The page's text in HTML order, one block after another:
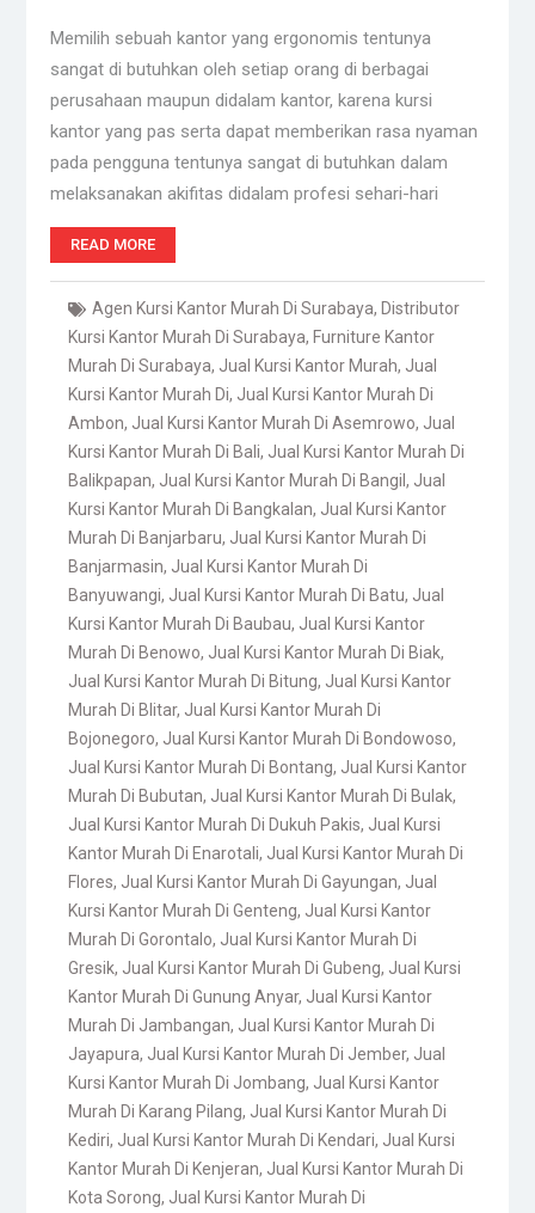
Memilih sebuah kantor yang ergonomis tentunya
sangat di butuhkan oleh setiap orang di berbagai
perusahaan maupun didalam kantor, karena kursi
kantor yang pas serta dapat memberikan rasa nyaman
pada pengguna tentunya sangat di butuhkan dalam
melaksanakan akifitas didalam profesi sehari-hari
READ MORE
Agen Kursi Kantor Murah Di Surabaya, Distributor
Kursi Kantor Murah Di Surabaya, Furniture Kantor
Murah Di Surabaya, Jual Kursi Kantor Murah, Jual
Kursi Kantor Murah Di, Jual Kursi Kantor Murah Di
Ambon, Jual Kursi Kantor Murah Di Asemrowo, Jual
Kursi Kantor Murah Di Bali, Jual Kursi Kantor Murah Di
Balikpapan, Jual Kursi Kantor Murah Di Bangil , Jual
Kursi Kantor Murah Di Bangkalan, Jual Kursi Kantor
Murah Di Banjarbaru, Jual Kursi Kantor Murah Di
Banjarmasin, Jual Kursi Kantor Murah Di
Banyuwangi, Jual Kursi Kantor Murah Di Batu, Jual
Kursi Kantor Murah Di Baubau, Jual Kursi Kantor
Murah Di Benowo, Jual Kursi Kantor Murah Di Biak,
Jual Kursi Kantor Murah Di Bitung, Jual Kursi Kantor
Murah Di Blitar, Jual Kursi Kantor Murah Di
Bojonegoro, Jual Kursi Kantor Murah Di Bondowoso,
Jual Kursi Kantor Murah Di Bontang, Jual Kursi Kantor
Murah Di Bubutan, Jual Kursi Kantor Murah Di Bulak,
Jual Kursi Kantor Murah Di Dukuh Pakis, Jual Kursi
Kantor Murah Di Enarotali, Jual Kursi Kantor Murah Di
Flores, Jual Kursi Kantor Murah Di Gayungan, Jual
Kursi Kantor Murah Di Genteng, Jual Kursi Kantor
Murah Di Gorontalo, Jual Kursi Kantor Murah Di
Gresik, Jual Kursi Kantor Murah Di Gubeng, Jual Kursi
Kantor Murah Di Gunung Anyar, Jual Kursi Kantor
Murah Di Jambangan, Jual Kursi Kantor Murah Di
Jayapura, Jual Kursi Kantor Murah Di Jember, Jual
Kursi Kantor Murah Di Jombang, Jual Kursi Kantor
Murah Di Karang Pilang, Jual Kursi Kantor Murah Di
Kediri, Jual Kursi Kantor Murah Di Kendari, Jual Kursi
Kantor Murah Di Kenjeran, Jual Kursi Kantor Murah Di
Kota Sorong, Jual Kursi Kantor Murah Di